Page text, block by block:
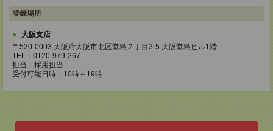
登録場所
大阪支店
〒530-0003 大阪府大阪市北区堂島２丁目3-5 大阪堂島ビル1階
TEL：0120-979-267
担当：採用担当
受付可能日時：10時～19時